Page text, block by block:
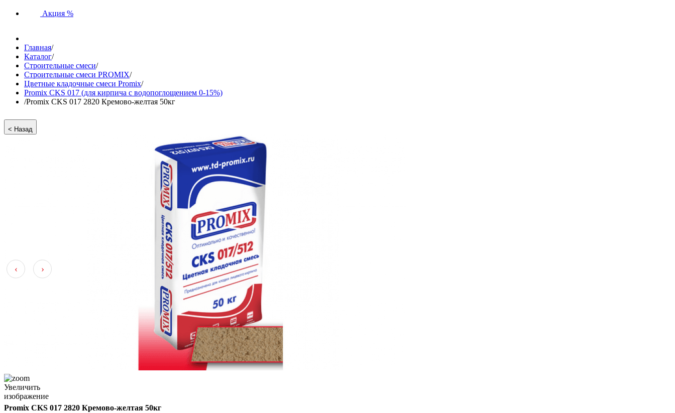
Акция %
Главная/
Каталог/
Строительные смеси/
Строительные смеси PROMIX/
Цветные кладочные смеси Promix/
Promix CKS 017 (для кирпича с водопоглощением 0-15%)
/Promix CKS 017 2820 Кремово-желтая 50кг
‹ ›
Увеличить
изображение
Promix CKS 017 2820 Кремово-желтая 50кг